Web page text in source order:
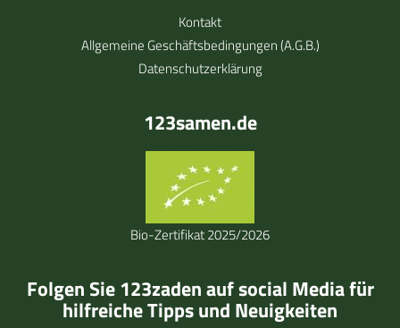
Kontakt
Allgemeine Geschäftsbedingungen (A.G.B.)
Datenschutzerklärung
123samen.de
Bio-Zertifikat 2025/2026
Folgen Sie 123zaden auf social Media für
hilfreiche Tipps und Neuigkeiten